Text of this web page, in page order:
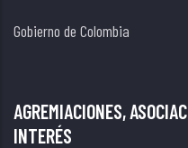
Gobierno de Colombia
AGREMIACIONES,
INTERÉS